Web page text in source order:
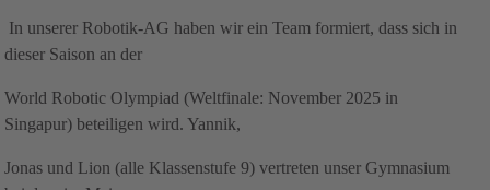
In unserer Robotik-AG haben wir ein Team formiert, dass sich in
dieser Saison an der
World Robotic Olympiad (Weltfinale: November 2025 in
Singapur) beteiligen wird. Yannik,
Jonas und Lion (alle Klassenstufe 9) vertreten unser Gymnasium